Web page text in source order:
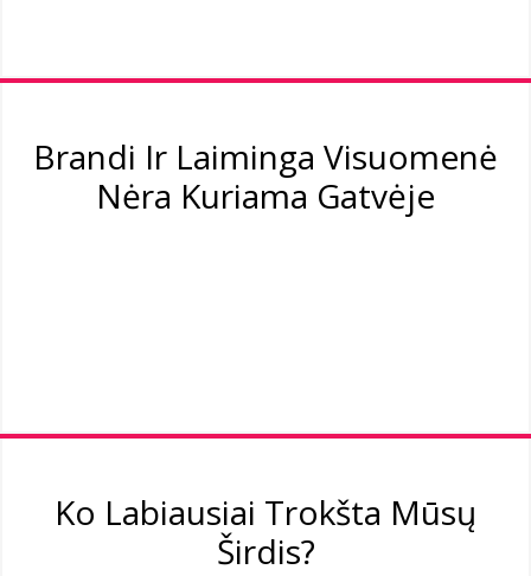
Brandi Ir Laiminga Visuomenė
Nėra Kuriama Gatvėje
Ko Labiausiai Trokšta Mūsų
Širdis?